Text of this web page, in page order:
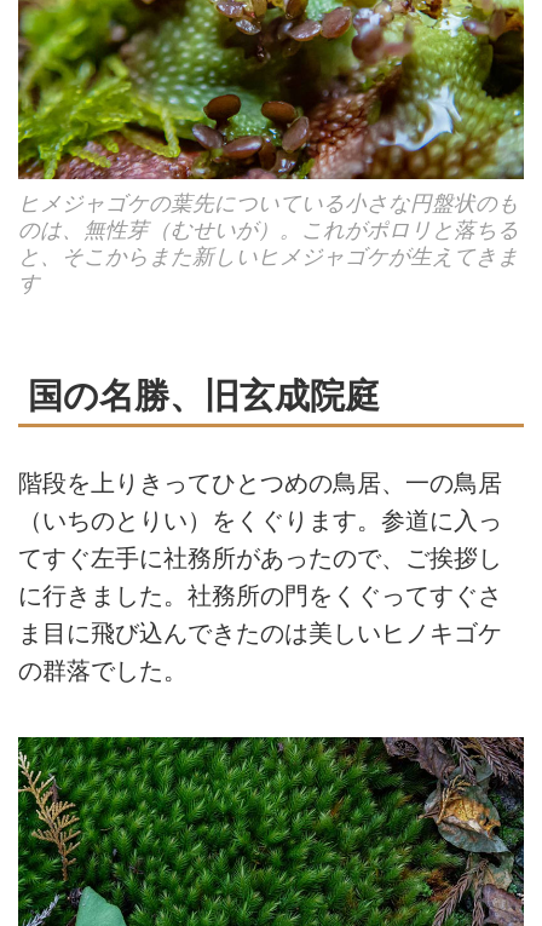
ヒメジャゴケの葉先についている小さな円盤状のも
のは、無性芽（むせいが）。これがポロリと落ちる
と、そこからまた新しいヒメジャゴケが生えてきま
す
国の名勝、旧玄成院庭
階段を上りきってひとつめの鳥居、一の鳥居
（いちのとりい）をくぐります。参道に入っ
てすぐ左手に社務所があったので、ご挨拶し
に行きました。社務所の門をくぐってすぐさ
ま目に飛び込んできたのは美しいヒノキゴケ
の群落でした。